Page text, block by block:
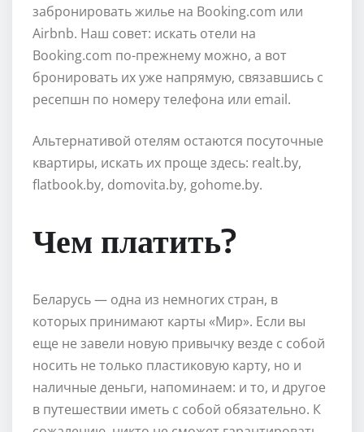
забронировать жилье на Booking.com или
Airbnb. Наш совет: искать отели на
Booking.com по-прежнему можно, а вот
бронировать их уже напрямую, связавшись с
ресепшн по номеру телефона или email.
Альтернативой отелям остаются посуточные
квартиры, искать их проще здесь: realt.by,
flatbook.by, domovita.by, gohome.by.
Чем платить?
Беларусь — одна из немногих стран, в
которых принимают карты «Мир». Если вы
еще не завели новую привычку везде с собой
носить не только пластиковую карту, но и
наличные деньги, напоминаем: и то, и другое
в путешествии иметь с собой обязательно. К